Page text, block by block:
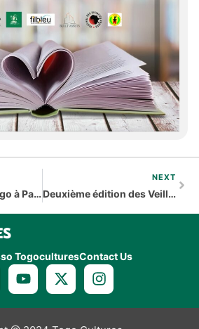
L’Ambassade du Togo à Paris ouvre ses portes aux artistes plasticiens
NEXT
Deuxième édition des Veilles Théâtrales de Baguida
TogoculturesContact Us